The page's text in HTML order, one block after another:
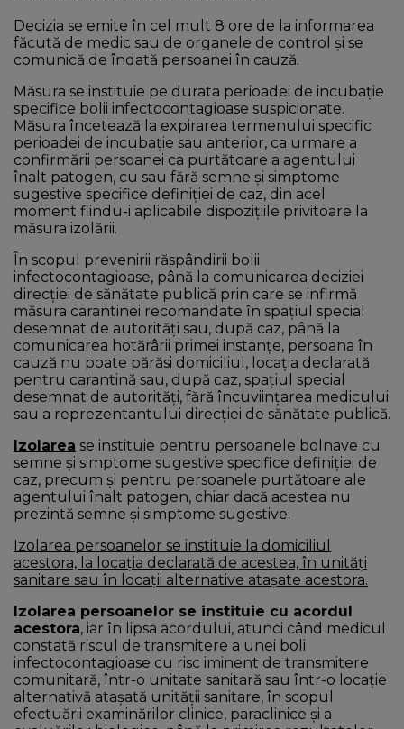
Decizia se emite în cel mult 8 ore de la informarea
făcută de medic sau de organele de control și se
comunică de îndată persoanei în cauză.
Măsura se instituie pe durata perioadei de incubație
specifice bolii infectocontagioase suspicionate.
Măsura încetează la expirarea termenului specific
perioadei de incubație sau anterior, ca urmare a
confirmării persoanei ca purtătoare a agentului
înalt patogen, cu sau fără semne și simptome
sugestive specifice definiției de caz, din acel
moment fiindu-i aplicabile dispozițiile privitoare la
măsura izolării.
În scopul prevenirii răspândirii bolii
infectocontagioase, până la comunicarea deciziei
direcției de sănătate publică prin care se infirmă
măsura carantinei recomandate în spațiul special
desemnat de autorități sau, după caz, până la
comunicarea hotărârii primei instanțe, persoana în
cauză nu poate părăsi domiciliul, locația declarată
pentru carantină sau, după caz, spațiul special
desemnat de autorități, fără încuviințarea medicului
sau a reprezentantului direcției de sănătate publică.
Izolarea se instituie pentru persoanele bolnave cu
semne și simptome sugestive specifice definiției de
caz, precum și pentru persoanele purtătoare ale
agentului înalt patogen, chiar dacă acestea nu
prezintă semne și simptome sugestive.
Izolarea persoanelor se instituie la domiciliul
acestora, la locația declarată de acestea, în unități
sanitare sau în locații alternative atașate acestora.
Izolarea persoanelor se instituie cu acordul
acestora, iar în lipsa acordului, atunci când medicul
constată riscul de transmitere a unei boli
infectocontagioase cu risc iminent de transmitere
comunitară, într-o unitate sanitară sau într-o locație
alternativă atașată unității sanitare, în scopul
efectuării examinărilor clinice, paraclinice și a